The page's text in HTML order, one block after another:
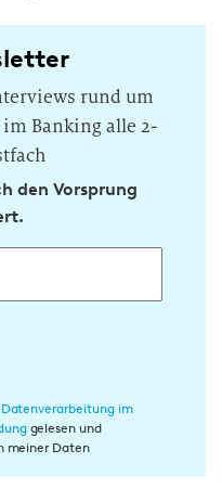
rund um
Banking alle 2-
den Vorsprung
Datenverarbeitung im
gelesen und
meiner Daten